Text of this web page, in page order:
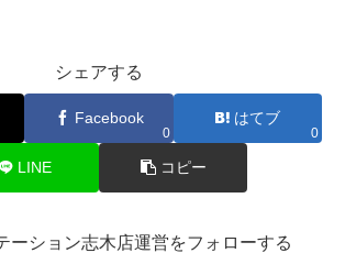
シェアする
Facebook
0
はてブ
0
LINE コピー
ーション志木店運営をフォローする